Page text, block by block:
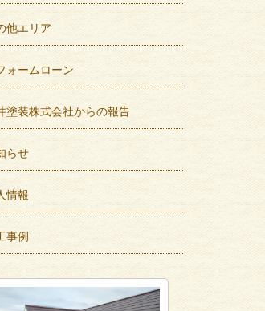
他エリア
ォームローン
塗装株式会社からの報告
らせ
情報
事例